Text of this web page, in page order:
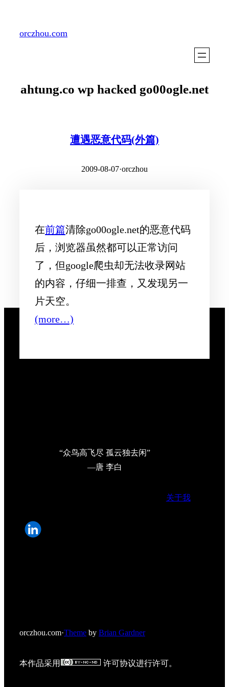
orczhou.com
ahtung.co wp hacked go00ogle.net
遭遇恶意代码(外篇)
2009-08-07·orczhou
在前篇清除go00ogle.net的恶意代码
后，浏览器虽然都可以正常访问
了，但google爬虫却无法收录网站
的内容，仔细一排查，又发现另一
片天空。
(more…)
“众鸟高飞尽 孤云独去闲”
—唐 李白
关于我
orczhou.com·Theme by Brian Gardner
本作品采用 许可协议进行许可。